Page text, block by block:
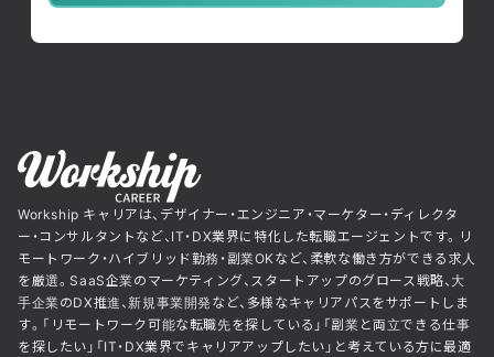
Workship キャリアは、デザイナー・エンジニア・マーケター・ディレクタ
ー・コンサルタントなど、IT・DX業界に特化した転職エージェントです。リ
モートワーク・ハイブリッド勤務・副業OKなど、柔軟な働き方ができる求人
を厳選。SaaS企業のマーケティング、スタートアップのグロース戦略、大
手企業のDX推進、新規事業開発など、多様なキャリアパスをサポートしま
す。「リモートワーク可能な転職先を探している」「副業と両立できる仕事
を探したい」「IT・DX業界でキャリアアップしたい」と考えている方に最適